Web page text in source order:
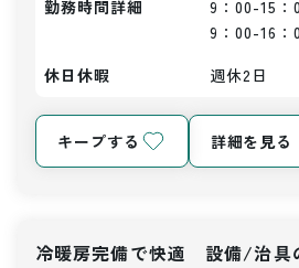
勤務時間詳細
9：00-15：
9：00-16：
休日休暇
週休2日
キープする 詳細を見る
冷暖房完備で快適 設備/治具